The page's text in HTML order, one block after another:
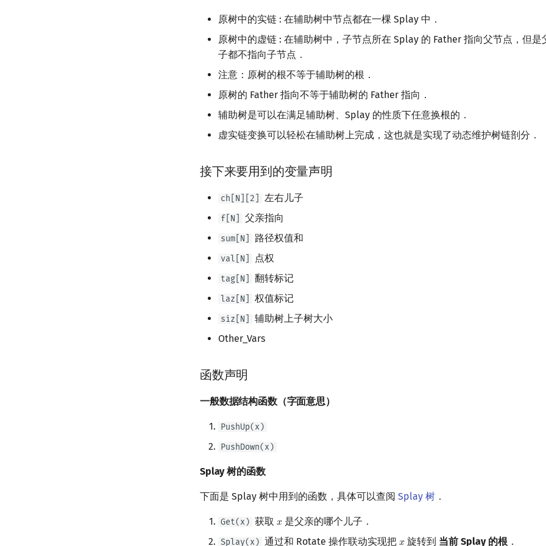
原树中的实链 : 在辅助树中节点都在一棵 Splay 中．
原树中的虚链 : 在辅助树中，子节点所在 Splay 的 Father 指向父节点，但是
子都不指向子节点．
注意：原树的根不等于辅助树的根．
原树的 Father 指向不等于辅助树的 Father 指向．
辅助树是可以在满足辅助树、Splay 的性质下任意换根的．
虚实链变换可以轻松在辅助树上完成，这也就是实现了动态维护树链剖分．
接下来要用到的变量声明
ch[N][2] 左右儿子
f[N] 父亲指向
sum[N] 路径权值和
val[N] 点权
tag[N] 翻转标记
laz[N] 权值标记
siz[N]
辅助树上子树大小
Other_Vars
函数声明
一般数据结构函数（字面意思）
PushUp(x)
PushDown(x)
Splay 树的函数
下面是 Splay 树中用到的函数，具体可以查阅 Splay 树 ．
Get(x) 获取 𝑥
x 是父亲的哪个儿子．
Splay(x) 通过和 Rotate 操作联动实现把 旋转到 当前 Splay 的根 ．